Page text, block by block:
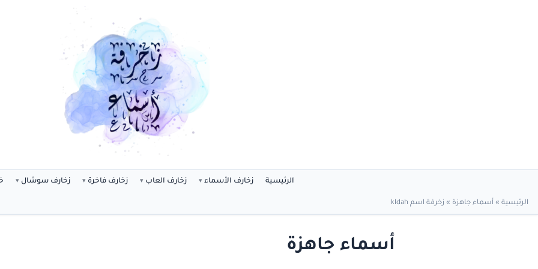
الرئيسية زخارف الأسماء زخارف العاب زخارف فاخرة زخارف سوشال
الرئيسية » أسماء جاهزة » زخرفة اسم kldah
أسماء جاهزة